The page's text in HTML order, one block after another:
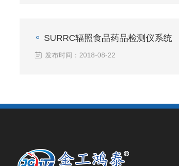
SURRC辐照食品药品检测仪系统
发布时间：2018-08-22